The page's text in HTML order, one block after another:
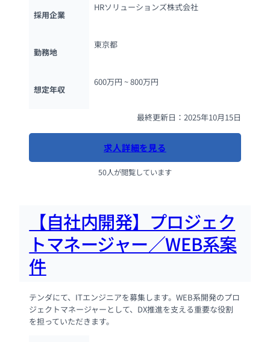
採用企業
HRソリューションズ株式会社
勤務地
東京都
想定年収
600万円 ~ 800万円
最終更新日：2025年10月15日
求人詳細を見る
50人が閲覧しています
【自社内開発】プロジェク
トマネージャー／WEB系案
件
テンダにて、ITエンジニアを募集します。WEB系開発のプロ
ジェクトマネージャーとして、DX推進を支える重要な役割
を担っていただきます。